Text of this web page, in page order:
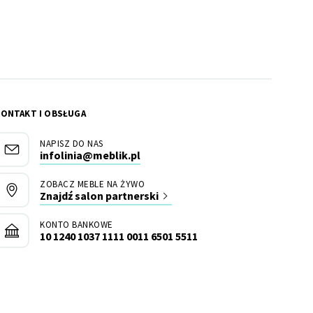
I OBSŁUGA
NAPISZ DO NAS
infolinia@meblik.pl
ZOBACZ MEBLE NA ŻYWO
Znajdź salon partnerski
KONTO BANKOWE
10 1240 1037 1111 0011 6501 5511